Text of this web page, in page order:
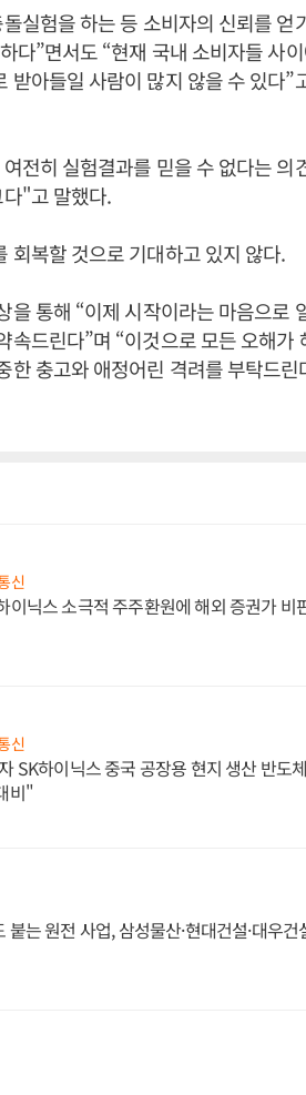
실험을 하는 등 소비자의 신뢰를 얻
다”면서도 “현재 국내 소비자들 사
아들일 사람이 많지 않을 수 있다”
전히 실험결과를 믿을 수 없다는 의
"고 말했다.
회복할 것으로 기대하고 있지 않다.
통해 “이제 시작이라는 마음으로
드린다”며 “이것으로 모든 오해가
충고와 애정어린 격려를 부탁드린
신
이닉스 소극적 주주환원에 해외 증권가 비
신
SK하이닉스 중국 공장용 현지 생산 반도
비"
붙는 원전 사업, 삼성물산·현대건설·대우